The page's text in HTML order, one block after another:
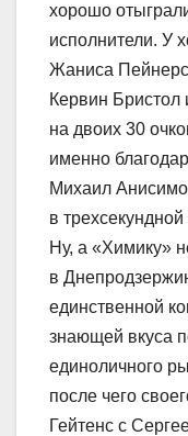
хорошо
исполнители. У
Жаниса
Кервин Бристол
на двоих 30
именно
Михаил
в
Ну, а «Химику»
в
единственной
знающей вкуса
единоличного
после чего
Гейтенс с